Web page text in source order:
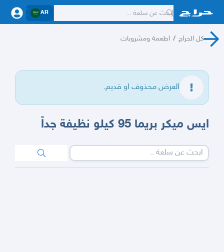
AR
كل الحراج / اطعمة ومشروبات
العرض محذوف او قديم.
ايس ميكر بريما 95 كيلو نظيفة جداً